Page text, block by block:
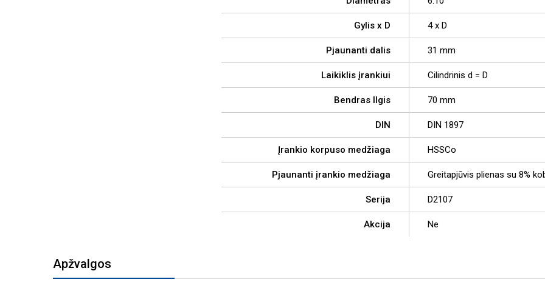
Gylis x D 4 x D
Pjaunanti dalis 31 mm
Laikiklis įrankiui Cilindrinis d = D
Bendras Ilgis 70 mm
DIN DIN 1897
Įrankio korpuso medžiaga HSSCo
Pjaunanti įrankio medžiaga Greitapjūvis plienas su 8%
Serija D2107
Akcija Ne
Apžvalgos